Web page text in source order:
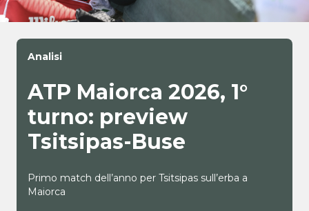
Analisi
ATP Maiorca 2026, 1°
turno: preview
Tsitsipas-Buse
Primo match dell’anno per Tsitsipas sull’erba a
Maiorca